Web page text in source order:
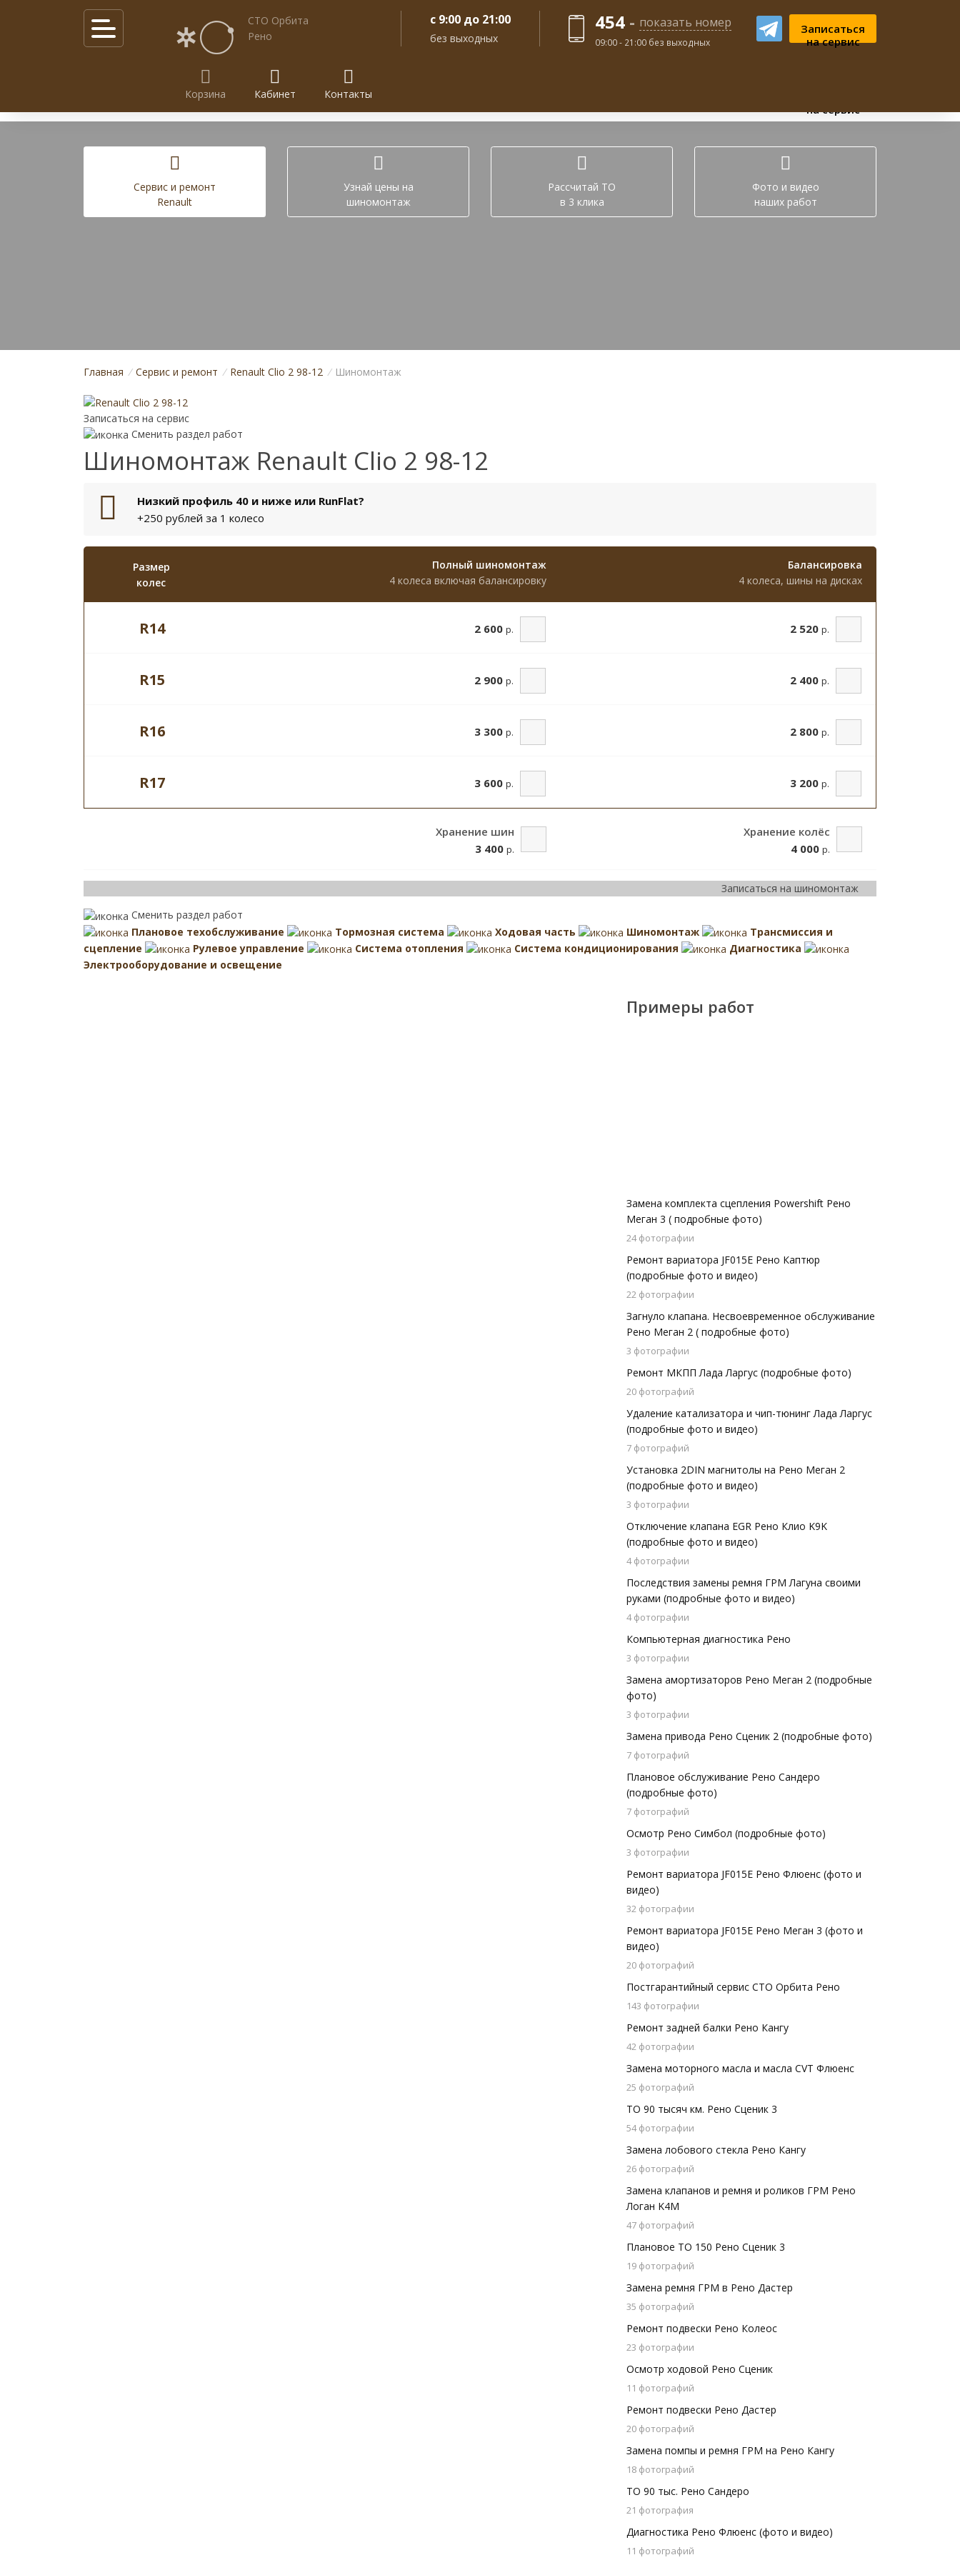
СТО Орбита
Рено
Записаться
на сервис
454 - показать номер
09:00 - 21:00 без выходных
с 9:00 до 21:00
без выходных
Корзина Кабинет Контакты
Калькулятор услуг Акции
на сервис
Cервис и ремонт
Renault
Узнай цены на
шиномонтаж
Рассчитай ТО
в 3 клика
Фото и видео
наших работ
Главная / Cервис и ремонт / Renault Clio 2 98-12 / Шиномонтаж
Записаться на сервис
Сменить раздел работ
Шиномонтаж Renault Clio 2 98-12
Низкий профиль 40 и ниже или RunFlat?
+250 рублей за 1 колесо
Размер
колес
Полный шиномонтаж
4 колеса включая балансировку
Балансировка
4 колеса, шины на дисках
R14 2 600р. 2 520 р.
R15 2 900р. 2 400 р.
R16 3 300р. 2 800 р.
R17 3 600р. 3 200 р.
Хранение шин
3 400 р.
Хранение колёс
4 000р.
Записаться на шиномонтаж
Сменить раздел работ
Плановое техобслуживание
Тормозная система Ходовая часть Шиномонтаж
Трансмиссия и
сцепление
Рулевое управление Система отопления Система кондиционирования
Диагностика
Электрооборудование и освещение
Примеры работ
Замена комплекта сцепления Powershift Рено
Меган 3 ( подробные фото)
24 фотографии
Ремонт вариатора JF015E Рено Каптюр
(подробные фото и видео)
22 фотографии
Загнуло клапана. Несвоевременное обслуживание
Рено Меган 2 ( подробные фото)
3 фотографии
Ремонт МКПП Лада Ларгус (подробные фото)
20 фотографий
Удаление катализатора и чип-тюнинг Лада Ларгус
(подробные фото и видео)
7 фотографий
Установка 2DIN магнитолы на Рено Меган 2
(подробные фото и видео)
3 фотографии
Отключение клапана EGR Рено Клио K9K
(подробные фото и видео)
4 фотографии
Последствия замены ремня ГРМ Лагуна своими
руками (подробные фото и видео)
4 фотографии
Компьютерная диагностика Рено
3 фотографии
Замена амортизаторов Рено Меган 2 (подробные
фото)
3 фотографии
Замена привода Рено Сценик 2 (подробные фото)
7 фотографий
Плановое обслуживание Рено Сандеро
(подробные фото)
7 фотографий
Осмотр Рено Симбол (подробные фото)
3 фотографии
Ремонт вариатора JF015E Рено Флюенс (фото и
видео)
32 фотографии
Ремонт вариатора JF015E Рено Меган 3 (фото и
видео)
20 фотографий
Постгарантийный сервис СТО Орбита Рено
143 фотографии
Ремонт задней балки Рено Кангу
42 фотографии
Замена моторного масла и масла CVT Флюенс
25 фотографий
ТО 90 тысяч км. Рено Сценик 3
54 фотографии
Замена лобового стекла Рено Кангу
26 фотографий
Замена клапанов и ремня и роликов ГРМ Рено
Логан K4M
47 фотографий
Плановое ТО 150 Рено Сценик 3
19 фотографий
Замена ремня ГРМ в Рено Дастер
35 фотографий
Ремонт подвески Рено Колеос
23 фотографии
Осмотр ходовой Рено Сценик
11 фотографий
Ремонт подвески Рено Дастер
20 фотографий
Замена помпы и ремня ГРМ на Рено Кангу
18 фотографий
ТО 90 тыс. Рено Сандеро
21 фотография
Диагностика Рено Флюенс (фото и видео)
11 фотографий